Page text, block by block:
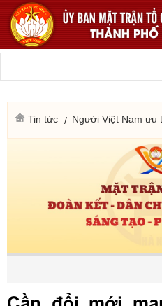
Tin tức Người Việt Nam ưu